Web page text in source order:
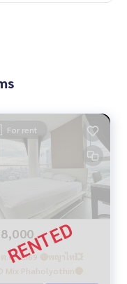
For rent
ต.ค. 2569 🔴พญาไท💥
Mix Phaholyothin🔴